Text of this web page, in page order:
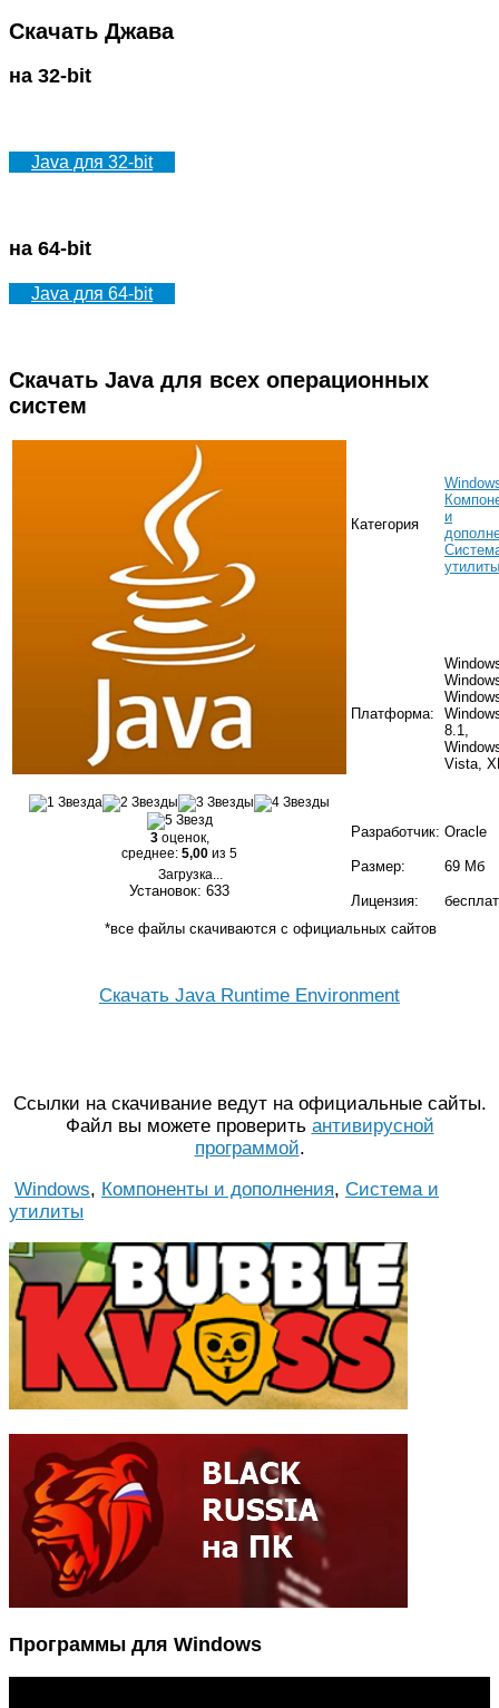
Скачать Джава
на 32-bit
Java для 32-bit
на 64-bit
Java для 64-bit
Скачать Java для всех операционных
систем
3оценок,
среднее: 5,00 из 5
Загрузка...
Установок: 633
Категория
и
утилиты
Платформа:
8.1,
Vista,
Разработчик: Oracle
Размер: 69 Мб
Лицензия:
*все файлы скачиваются с официальных сайтов
Скачать Java Runtime Environment
Ссылки на скачивание ведут на официальные сайты.
Файл вы можете проверить антивирусной
программой.
Windows, Компоненты и дополнения, Система и
утилиты
Программы для Windows